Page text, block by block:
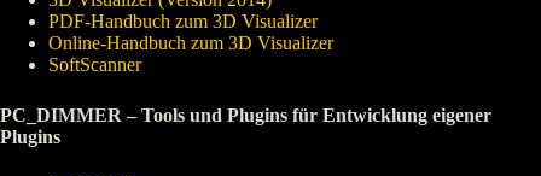
PDF-Handbuch zum 3D Visualizer
Online-Handbuch zum 3D Visualizer
SoftScanner
PC_DIMMER – Tools und Plugins für Entwicklung eigener
Plugins